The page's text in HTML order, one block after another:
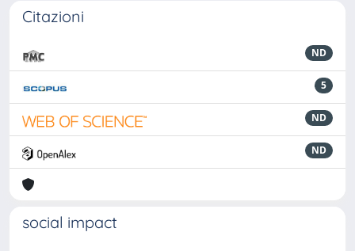
Citazioni
ND
5
ND
ND
social impact